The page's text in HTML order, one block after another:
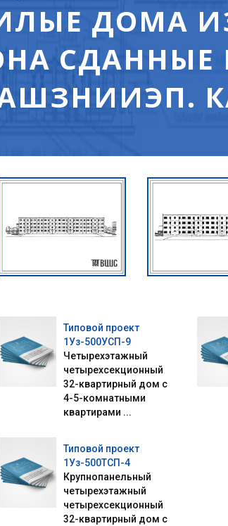
ДОМА
СДАННЫЕ
Типовой проект
1Уз-500УСП-9
Четырехэтажный
четырехсекционный
32-квартирный дом с
4-5-комнатными
квартирами ...
Типовой проект
1Уз-500ТСП-4
Крупнопанельный
четырехэтажный
четырехсекционный
32-квартирный дом с